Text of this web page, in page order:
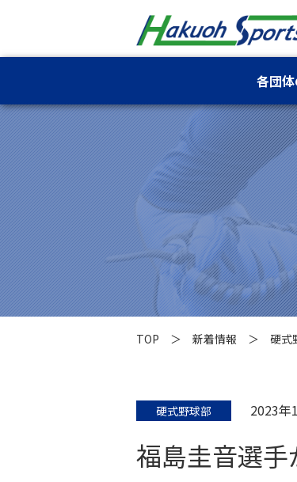
各団
TOP 新着情報 硬式
硬式野球部 2023年
福島圭音選